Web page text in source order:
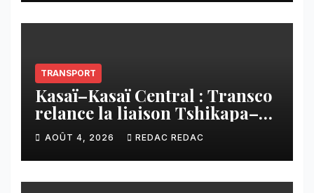
CNCA
TRANSPORT
Kasaï–Kasaï Central : Transco
relance la liaison Tshikapa–
Tshiamu pour faciliter les
échanges
AOÛT 4, 2026 REDAC REDAC